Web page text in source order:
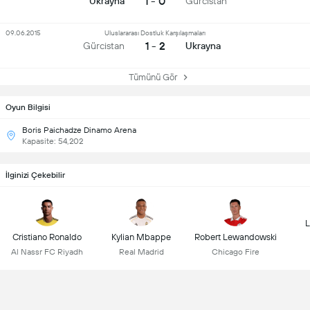
Oyun Bilgisi
Boris Paichadze Dinamo Arena
Kapasite: 54,202
Gürcistan
Uluslararası Dostluk Karşılaşmaları
1 - 2 Ukrayna
09.06.2015
Tümünü Gör
İlginizi Çekebilir
Cristiano Ronaldo
Al Nassr FC Riyadh
Kylian Mbappe
Real Madrid
Robert Lewandowski
Chicago Fire